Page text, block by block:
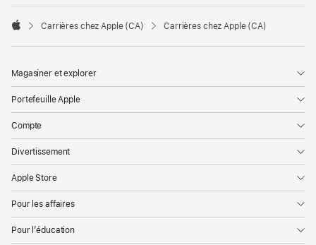

Carrières chez Apple (CA) Carrières chez Apple (CA)
Magasiner et explorer
Portefeuille Apple
Compte
Divertissement
Apple Store
Pour les affaires
Pour l’éducation